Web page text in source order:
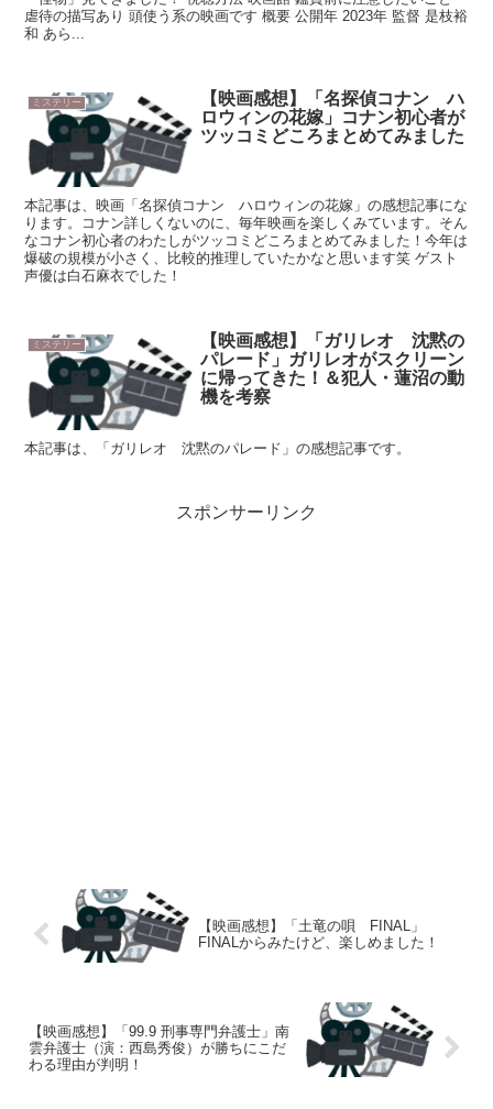
虐待の描写あり 頭使う系の映画です 概要 公開年 2023年 監督 是枝裕
和 あら...
ミステリー
【映画感想】「名探偵コナン ハ
ロウィンの花嫁」コナン初心者が
ツッコミどころまとめてみました
本記事は、映画「名探偵コナン ハロウィンの花嫁」の感想記事にな
ります。コナン詳しくないのに、毎年映画を楽しくみています。そん
なコナン初心者のわたしがツッコミどころまとめてみました！今年は
爆破の規模が小さく、比較的推理していたかなと思います笑 ゲスト
声優は白石麻衣でした！
ミステリー
【映画感想】「ガリレオ 沈黙の
パレード」ガリレオがスクリーン
に帰ってきた！＆犯人・蓮沼の動
機を考察
本記事は、「ガリレオ 沈黙のパレード」の感想記事です。
スポンサーリンク
【映画感想】「土竜の唄 FINAL」
FINALからみたけど、楽しめました！
【映画感想】「99.9 刑事専門弁護士」南
雲弁護士（演：西島秀俊）が勝ちにこだ
わる理由が判明！